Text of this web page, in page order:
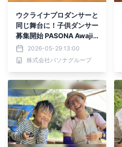
ウクライナプロダンサーと
同じ舞台に！子供ダンサー
募集開始 PASONA Awaji
World Ballet 「with Love
～バレエ『鶴の恩返し』と
和の鼓動～」
2026-05-29 13:00
株式会社パソナグループ